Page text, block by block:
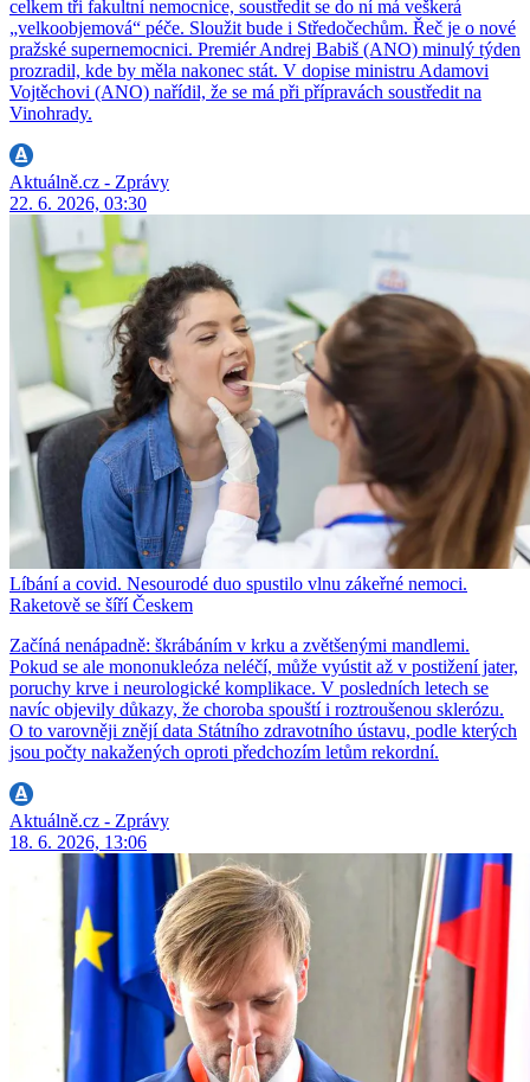
celkem tři fakultní nemocnice, soustředit se do ní má veškerá
„velkoobjemová“ péče. Sloužit bude i Středočechům. Řeč je o nové
pražské supernemocnici. Premiér Andrej Babiš (ANO) minulý týden
prozradil, kde by měla nakonec stát. V dopise ministru Adamovi
Vojtěchovi (ANO) nařídil, že se má při přípravách soustředit na
Vinohrady.
Aktuálně.cz - Zprávy
22. 6. 2026, 03:30
Líbání a covid. Nesourodé duo spustilo vlnu zákeřné nemoci.
Raketově se šíří Českem
Začíná nenápadně: škrábáním v krku a zvětšenými mandlemi.
Pokud se ale mononukleóza neléčí, může vyústit až v postižení jater,
poruchy krve i neurologické komplikace. V posledních letech se
navíc objevily důkazy, že choroba spouští i roztroušenou sklerózu.
O to varovněji znějí data Státního zdravotního ústavu, podle kterých
jsou počty nakažených oproti předchozím letům rekordní.
Aktuálně.cz - Zprávy
18. 6. 2026, 13:06